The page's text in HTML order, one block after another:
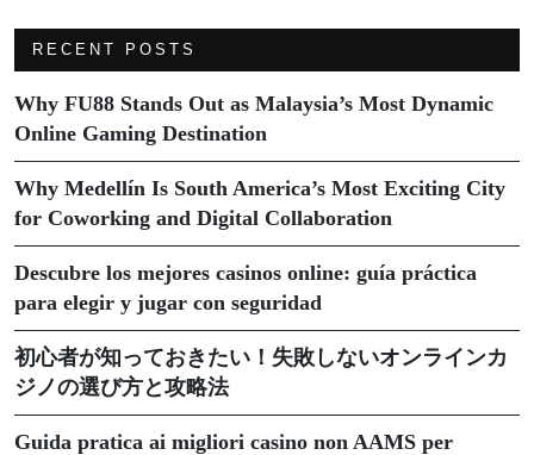
RECENT POSTS
Why FU88 Stands Out as Malaysia’s Most Dynamic
Online Gaming Destination
Why Medellín Is South America’s Most Exciting City
for Coworking and Digital Collaboration
Descubre los mejores casinos online: guía práctica
para elegir y jugar con seguridad
初心者が知っておきたい！失敗しないオンラインカ
ジノの選び方と攻略法
Guida pratica ai migliori casino non AAMS per